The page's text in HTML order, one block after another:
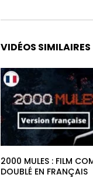
VIDÉOS SIMILAIRES